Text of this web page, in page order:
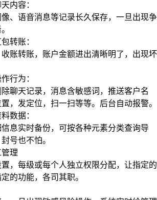
内容：
语音消息等记录长久保存，一旦出现争
转账：
转账，账户金额进出清晰明了，出现坏
行为：
天记录，消息含敏感词，推送客户名
，发定位，扫一扫等等。后台自动报警。
数据：
实时备份，可按各种元素分类查询导
号也不怕。
理
每级或每个人独立权限分配，让指定的
的功能，各司其职。